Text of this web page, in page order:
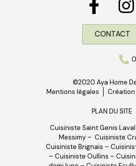
CONTACT
©2020 Aya Home
Mentions légales
Création
PLAN DU SITE
Cuisiniste Saint Genis Laval
Messimy – Cuisiniste
Cuisiniste Brignais –
– Cuisiniste Oullins –